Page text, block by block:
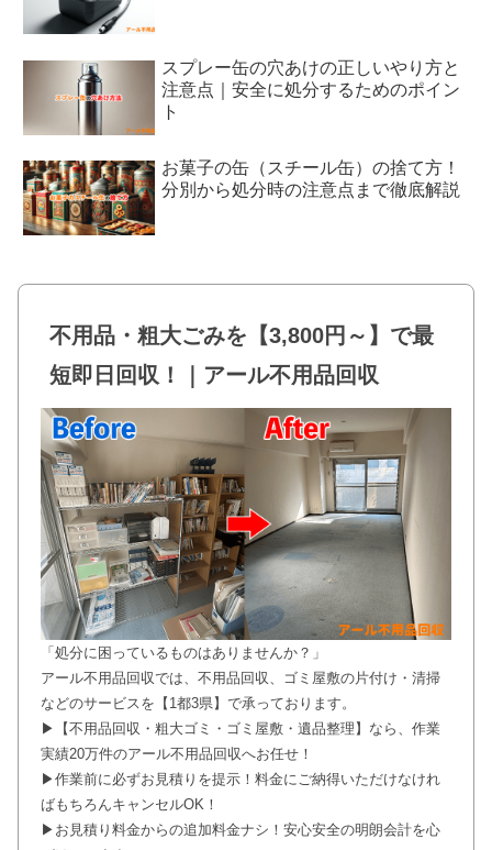
スプレー缶の穴あけの正しいやり方と
注意点｜安全に処分するためのポイン
ト
お菓子の缶（スチール缶）の捨て方！
分別から処分時の注意点まで徹底解説
不用品・粗大ごみを【3,800円～】で最
短即日回収！｜アール不用品回収
「処分に困っているものはありませんか？」
アール不用品回収では、不用品回収、ゴミ屋敷の片付け・清掃
などのサービスを【1都3県】で承っております。
▶【不用品回収・粗大ゴミ・ゴミ屋敷・遺品整理】なら、作業
実績20万件のアール不用品回収へお任せ！
▶作業前に必ずお見積りを提示！料金にご納得いただけなけれ
ばもちろんキャンセルOK！
▶お見積り料金からの追加料金ナシ！安心安全の明朗会計を心